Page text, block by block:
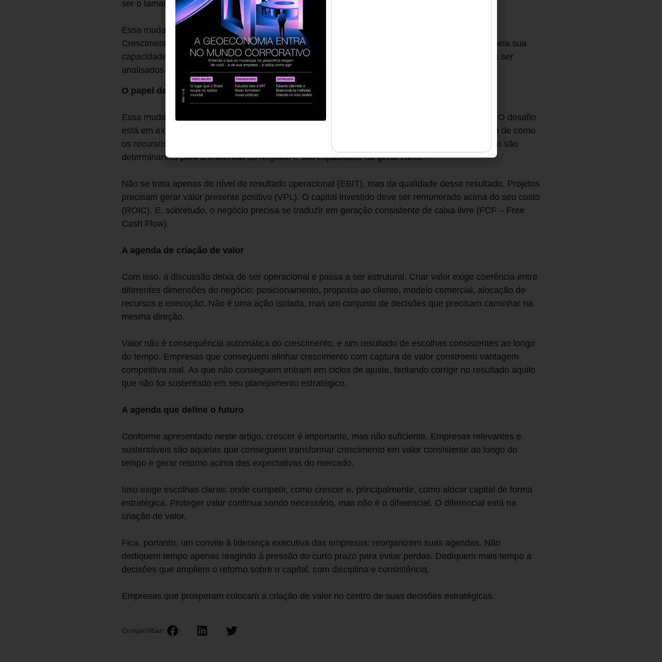
ser o tamanho do resultado e passa a ser a qualidade desse resultado.
Essa mudança de lógica traz implicações diretas para a forma como as decisões são tomadas.
Crescimento é uma alavanca estratégica, mas não o objetivo principal, e passa a ser avaliado pela sua
capacidade de gerar retorno consistente. Investimentos, projetos e iniciativas comerciais devem ser
analisados não apenas pelo impacto em receita, mas pelo valor que agregam ao negócio.
O papel da liderança
Essa mudança não ocorre por falta de informação. A maioria dos líderes conhece os conceitos. O desafio
está em executar, e, principalmente, sustentar decisões ao longo do tempo. Criar valor depende de como
os recursos são alocados. Decisões de investimento, nível de alavancagem e gestão do balanço são
determinantes para a eficiência do negócio e sua capacidade de gerar caixa.
Não se trata apenas do nível de resultado operacional (EBIT), mas da qualidade desse resultado. Projetos
precisam gerar valor presente positivo (VPL). O capital investido deve ser remunerado acima do seu custo
(ROIC). E, sobretudo, o negócio precisa se traduzir em geração consistente de caixa livre (FCF – Free
Cash Flow).
A agenda de criação de valor
Com isso, a discussão deixa de ser operacional e passa a ser estrutural. Criar valor exige coerência entre
diferentes dimensões do negócio: posicionamento, proposta ao cliente, modelo comercial, alocação de
recursos e execução. Não é uma ação isolada, mas um conjunto de decisões que precisam caminhar na
mesma direção.
Valor não é consequência automática do crescimento, e sim resultado de escolhas consistentes ao longo
do tempo. Empresas que conseguem alinhar crescimento com captura de valor constroem vantagem
competitiva real. As que não conseguem entram em ciclos de ajuste, tentando corrigir no resultado aquilo
que não foi sustentado em seu planejamento estratégico.
A agenda que define o futuro
Conforme apresentado neste artigo, crescer é importante, mas não suficiente. Empresas relevantes e
sustentáveis são aquelas que conseguem transformar crescimento em valor consistente ao longo do
tempo e gerar retorno acima das expectativas do mercado.
Isso exige escolhas claras: onde competir, como crescer e, principalmente, como alocar capital de forma
estratégica. Proteger valor continua sendo necessário, mas não é o diferencial. O diferencial está na
criação de valor.
Fica, portanto, um convite à liderança executiva das empresas: reorganizem suas agendas. Não
dediquem tempo apenas reagindo à pressão do curto prazo para evitar perdas. Dediquem mais tempo a
decisões que ampliem o retorno sobre o capital, com disciplina e consistência.
Empresas que prosperam colocam a criação de valor no centro de suas decisões estratégicas.
Compartilhar: